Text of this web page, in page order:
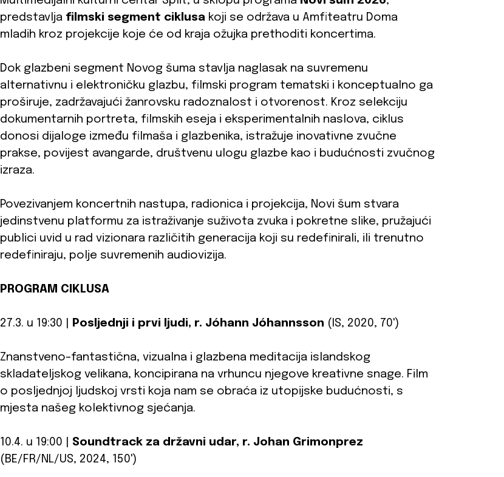
predstavlja filmski segment ciklusa koji se održava u Amfiteatru Doma
mladih kroz projekcije koje će od kraja ožujka prethoditi koncertima.
Dok glazbeni segment Novog šuma stavlja naglasak na suvremenu
alternativnu i elektroničku glazbu, filmski program tematski i konceptualno ga
proširuje, zadržavajući žanrovsku radoznalost i otvorenost. Kroz selekciju
dokumentarnih portreta, filmskih eseja i eksperimentalnih naslova, ciklus
donosi dijaloge između filmaša i glazbenika, istražuje inovativne zvučne
prakse, povijest avangarde, društvenu ulogu glazbe kao i budućnosti zvučnog
izraza.
Povezivanjem koncertnih nastupa, radionica i projekcija, Novi šum stvara
jedinstvenu platformu za istraživanje suživota zvuka i pokretne slike, pružajući
publici uvid u rad vizionara različitih generacija koji su redefinirali, ili trenutno
redefiniraju, polje suvremenih audiovizija.
PROGRAM CIKLUSA
27.3. u 19:30 | Posljednji i prvi ljudi, r. Jóhann Jóhannsson (IS, 2020, 70')
Znanstveno-fantastična, vizualna i glazbena meditacija islandskog
skladateljskog velikana, koncipirana na vrhuncu njegove kreativne snage. Film
o posljednjoj ljudskoj vrsti koja nam se obraća iz utopijske budućnosti, s
mjesta našeg kolektivnog sjećanja.
10.4. u 19:00 | Soundtrack za državni udar, r. Johan Grimonprez
(BE/FR/NL/US, 2024, 150')